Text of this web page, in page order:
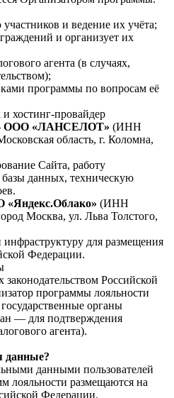
и ведение их учёта;
и организует их
агента (в случаях,
программы по вопросам её
хостинг-провайдер
— ООО «ЛАНСЕЛОТ» (ИНН
область, г. Коломна,
Сайта, работу
данных, техническую
(ИНН
Москва, ул. Льва Толстого,
для размещения
Федерации.
Российской
программы лояльности
органы
— для подтверждения
агента).
данные?
данными пользователей
лояльности размещаются на
Федерации.